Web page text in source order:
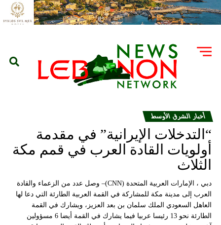
أخبار الشرق الأوسط
“التدخلات الإيرانية” في مقدمة
أولويات القادة العرب في قمم مكة
الثلاث
دبي ، الإمارات العربية المتحدة (CNN)– وصل عدد من الزعماء والقادة
العرب إلى مدينة مكة للمشاركة في القمة العربية الطارئة التي دعا لها
العاهل السعودي الملك سلمان بن بعد العزيز، ويشارك في القمة
الطارئة نحو 13 رئيسا عربيا فيما يشارك في القمة أيضا 6 مسؤولين